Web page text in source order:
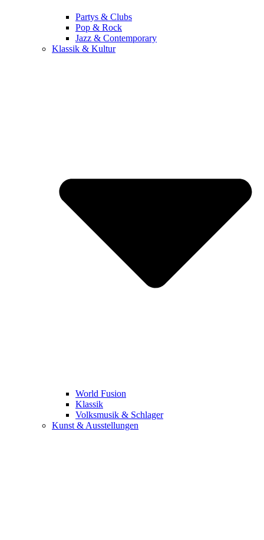
Partys & Clubs
Pop & Rock
Jazz & Contemporary
Klassik & Kultur
World Fusion
Klassik
Volksmusik & Schlager
Kunst & Ausstellungen